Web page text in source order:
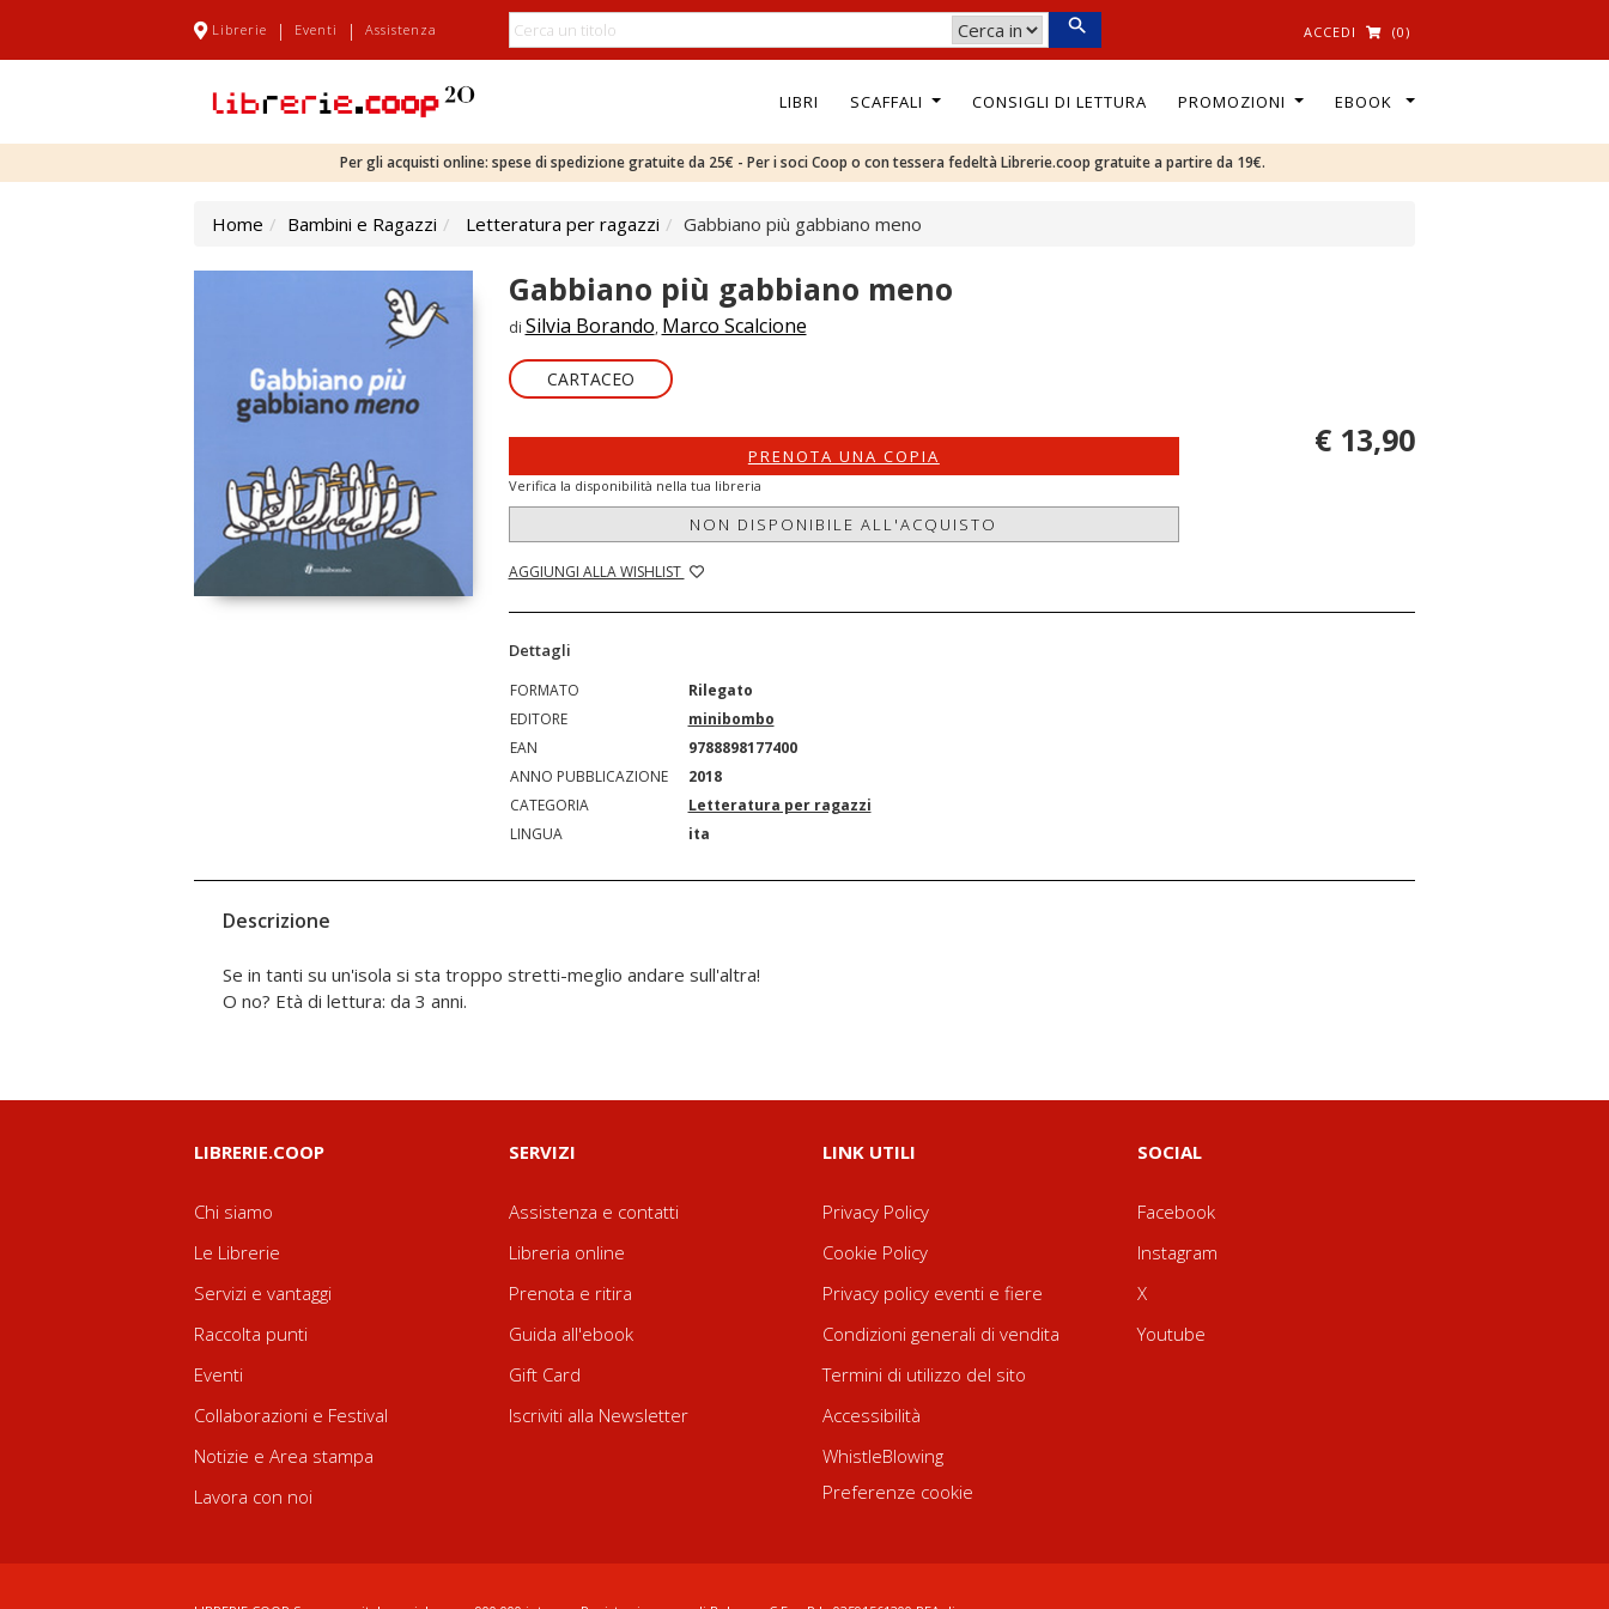
Librerie | Eventi | Assistenza ACCEDI (0)
LIBRI SCAFFALI CONSIGLI DI LETTURA PROMOZIONI EBOOK
Per gli acquisti online: spese di spedizione gratuite da 25€ - Per i soci Coop o con tessera fedeltà Librerie.coop gratuite a partire da 19€.
Home Bambini e Ragazzi Letteratura per ragazzi Gabbiano più gabbiano meno
Gabbiano più gabbiano meno
di Silvia Borando, Marco Scalcione
CARTACEO
PRENOTA UNA COPIA
Verifica la disponibilità nella tua libreria
NON DISPONIBILE ALL'ACQUISTO
AGGIUNGI ALLA WISHLIST
€ 13,90
Dettagli
FORMATO
Rilegato
EDITORE
minibombo
EAN
9788898177400
ANNO PUBBLICAZIONE
2018
CATEGORIA
Letteratura per ragazzi
LINGUA
ita
Descrizione
Se in tanti su un'isola si sta troppo stretti-meglio andare sull'altra!
O no? Età di lettura: da 3 anni.
LIBRERIE.COOP
Chi siamo
Le Librerie
Servizi e vantaggi
Raccolta punti
Eventi
Collaborazioni e Festival
Notizie e Area stampa
Lavora con noi
SERVIZI
Assistenza e contatti
Libreria online
Prenota e ritira
Guida all'ebook
Gift Card
Iscriviti alla Newsletter
LINK UTILI
Privacy Policy
Cookie Policy
Privacy policy eventi e fiere
Condizioni generali di vendita
Termini di utilizzo del sito
Accessibilità
WhistleBlowing
Preferenze cookie
SOCIAL
Facebook
Instagram
X
Youtube